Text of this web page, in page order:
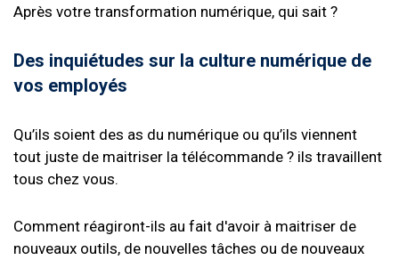
Après votre transformation numérique, qui sait ?
Des inquiétudes sur la culture numérique de
vos employés
Qu’ils soient des as du numérique ou qu’ils viennent
tout juste de maitriser la télécommande ? ils travaillent
tous chez vous.
Comment réagiront-ils au fait d'avoir à maitriser de
nouveaux outils, de nouvelles tâches ou de nouveaux